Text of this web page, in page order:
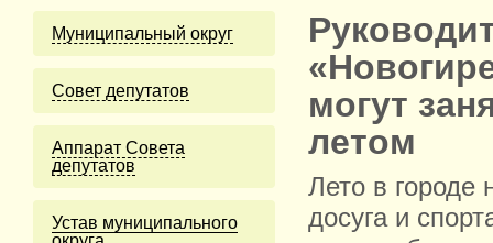
Муниципальный округ
Cовет депутатов
Аппарат Совета
депутатов
Устав муниципального
могут
летом
Лето в городе
досуга и